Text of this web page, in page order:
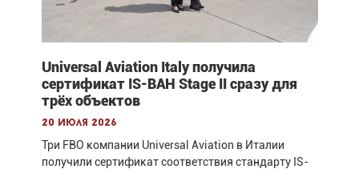
Universal Aviation Italy получила
сертификат IS-BAH Stage II сразу для
трёх объектов
20 июля 2026
Три FBO компании Universal Aviation в Италии
получили сертификат соответствия стандарту IS-